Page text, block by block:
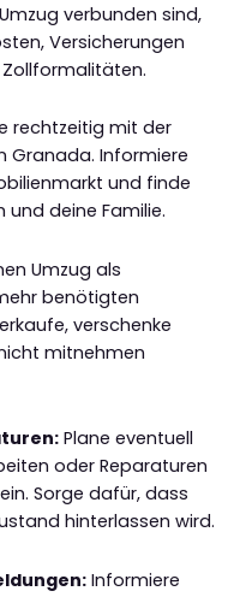
verbunden sind,
Versicherungen
rechtzeitig mit der
Granada. Informiere
und finde
und deine Familie.
Umzug als
benötigten
verschenke
mitnehmen
Plane eventuell
oder Reparaturen
Sorge dafür, dass
hinterlassen wird.
Informiere